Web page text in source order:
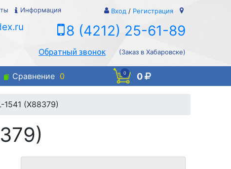
Информация Вход / Регистрация
8 (4212) 25-61-89
Обратный звонок (Заказ в Хабаровске)
Сравнение 0 0 0
1541 (X88379)